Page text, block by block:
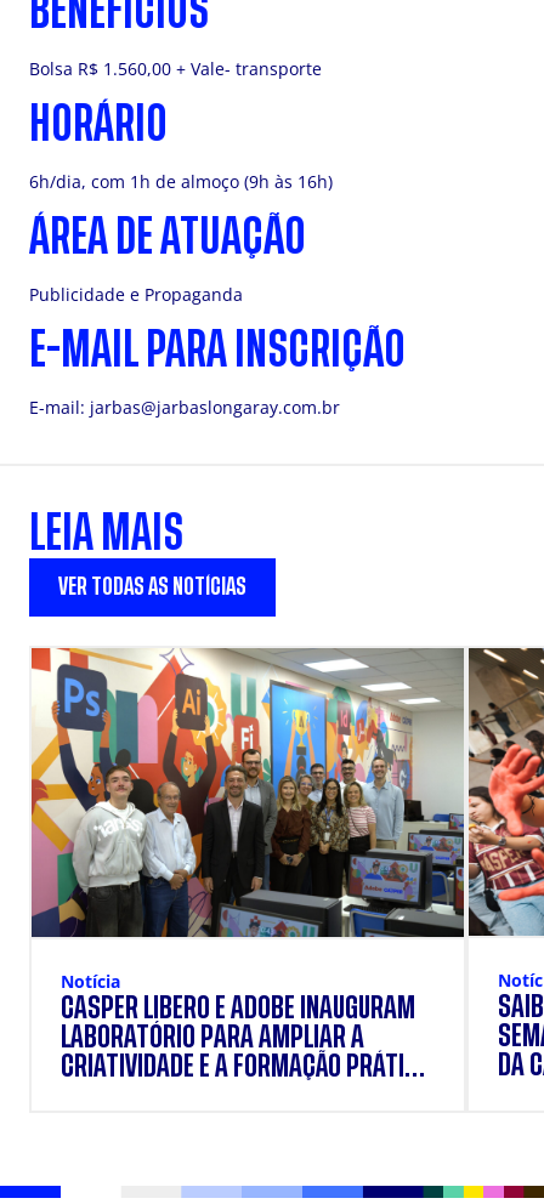
BENEFÍCIOS
Bolsa R$ 1.560,00 + Vale- transporte
HORÁRIO
6h/dia, com 1h de almoço (9h às 16h)
ÁREA DE ATUAÇÃO
Publicidade e Propaganda
E-MAIL PARA INSCRIÇÃO
E-mail: jarbas@jarbaslongaray.com.br
LEIA MAIS
VER TODAS AS NOTÍCIAS
Notícia
CÁSPER LÍBERO E ADOBE INAUGURAM
LABORATÓRIO PARA AMPLIAR A
CRIATIVIDADE E A FORMAÇÃO PRÁTICA
DA